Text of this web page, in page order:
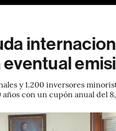
y 1.200 inversores
con un cupón anual del